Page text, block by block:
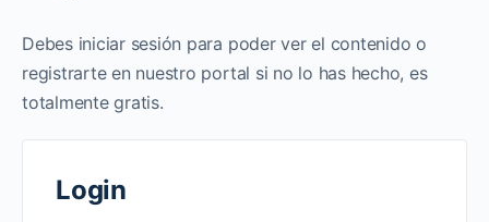
Debes iniciar sesión para poder ver el contenido o
registrarte en nuestro portal si no lo has hecho, es
totalmente gratis.
Login